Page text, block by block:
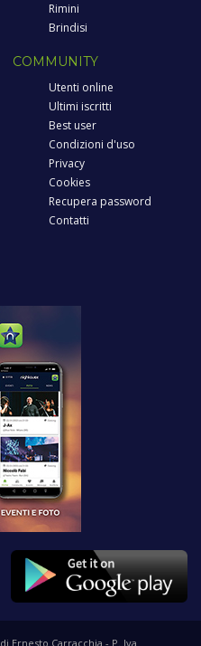
Rimini
Brindisi
COMMUNITY
Utenti online
Ultimi iscritti
Best user
Condizioni d'uso
Privacy
Cookies
Recupera password
Contatti
Ernesto Carracchia - P. Iva